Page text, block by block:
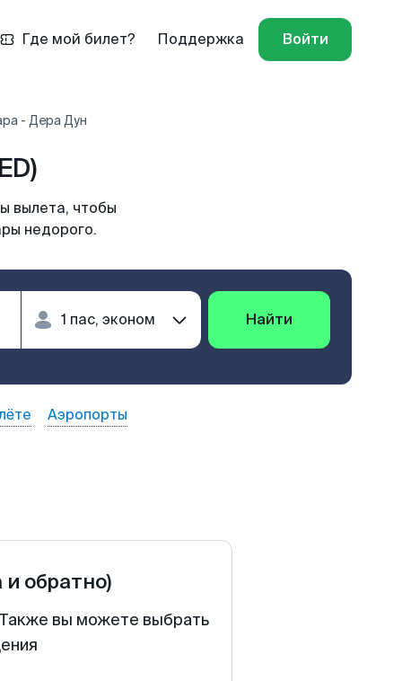
Где мой билет? Поддержка Войти
- Дера Дун
вылета, чтобы
недорого.
Найти
Аэропорты
и обратно)
вы можете выбрать